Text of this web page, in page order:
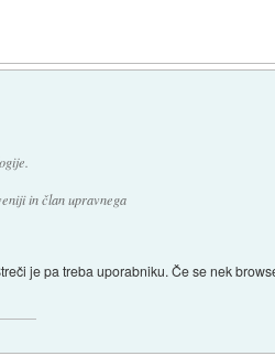
in član upravnega
je pa treba uporabniku. Če se nek